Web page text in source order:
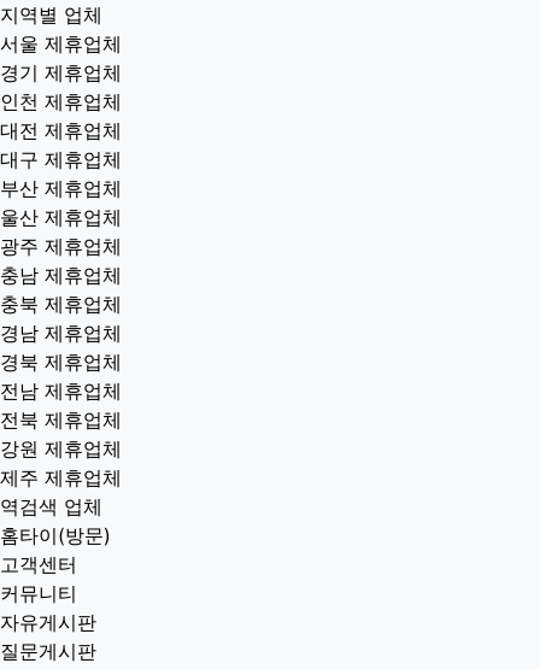
지역별 업체
서울 제휴업체
경기 제휴업체
인천 제휴업체
대전 제휴업체
대구 제휴업체
부산 제휴업체
울산 제휴업체
광주 제휴업체
충남 제휴업체
충북 제휴업체
경남 제휴업체
경북 제휴업체
전남 제휴업체
전북 제휴업체
강원 제휴업체
제주 제휴업체
역검색 업체
홈타이(방문)
고객센터
커뮤니티
자유게시판
질문게시판